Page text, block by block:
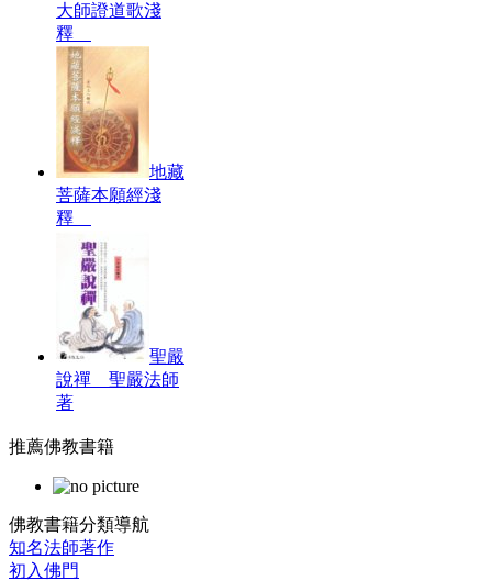
大師證道歌淺
釋
地藏
菩薩本願經淺
釋
聖嚴
說禪 聖嚴法師
著
推薦佛教書籍
佛教書籍分類導航
知名法師著作
初入佛門